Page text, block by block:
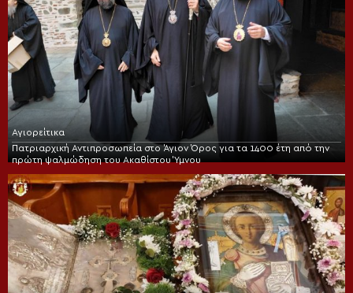
Αγιορείτικα
Πατριαρχική Αντιπροσωπεία στο Άγιον Όρος για τα 1400 έτη από την
πρώτη ψαλμώδηση του Ακαθίστου Ύμνου